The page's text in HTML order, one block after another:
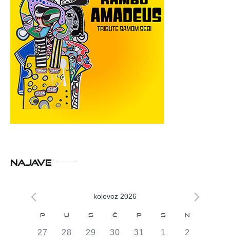
NAJAVE
kolovoz 2026
Kalendar
od
P U S Č P S N
0
27
0
28
0
29
0
30
0
31
0
1
0
2